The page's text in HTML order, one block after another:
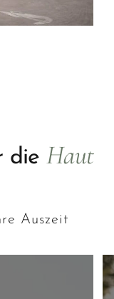
die Haut
Auszeit